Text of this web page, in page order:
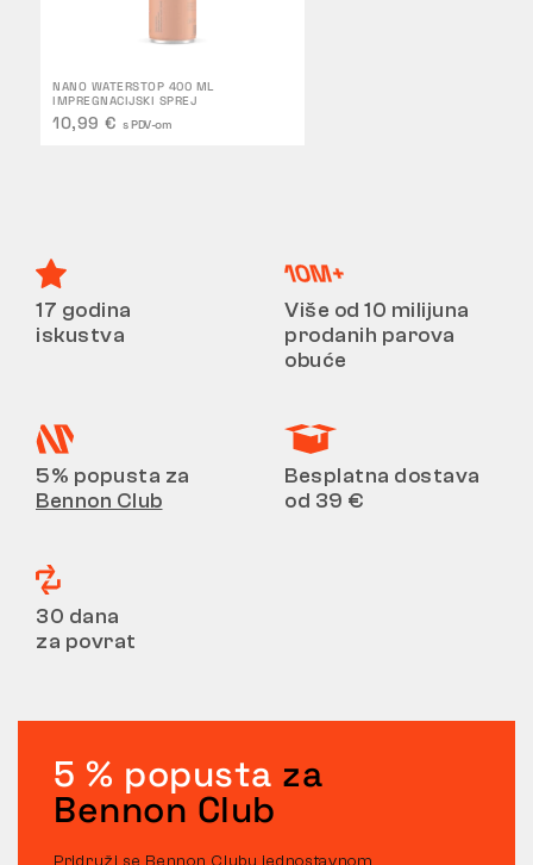
NANO WATERSTOP 400 ML
IMPREGNACIJSKI SPREJ
10,99 € s PDV-om
17 godina
iskustva
Više od 10 milijuna
prodanih parova
obuće
5% popusta za
Bennon Club
Besplatna dostava
od 39 €
30 dana
za povrat
5 % popusta za
Bennon Club